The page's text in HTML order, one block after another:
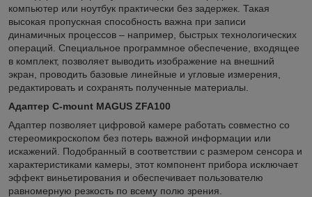
компьютер или ноутбук практически без задержек. Такая
высокая пропускная способность важна при записи
динамичных процессов – например, быстрых технологических
операций. Специальное программное обеспечение, входящее
в комплект, позволяет выводить изображение на внешний
экран, проводить базовые линейные и угловые измерения,
редактировать и сохранять полученные материалы.
Адаптер C-mount MAGUS ZFA100
Адаптер позволяет цифровой камере работать совместно со
стереомикроскопом без потерь важной информации или
искажений. Подобранный в соответствии с размером сенсора и
характеристиками камеры, этот компонент прибора исключает
эффект виньетирования и обеспечивает пользователю
равномерную резкость по всему полю зрения.